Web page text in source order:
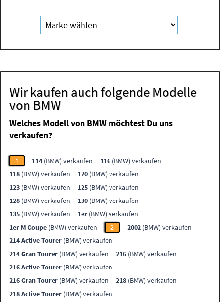
Wir kaufen auch folgende Modelle
von BMW
Welches Modell von BMW möchtest Du uns
verkaufen?
1 114 (BMW) verkaufen 116 (BMW) verkaufen
118 (BMW) verkaufen 120 (BMW) verkaufen
123 (BMW) verkaufen 125 (BMW) verkaufen
128 (BMW) verkaufen 130 (BMW) verkaufen
135 (BMW) verkaufen 1er (BMW) verkaufen
1er M Coupe (BMW) verkaufen 2 2002 (BMW) verkaufen
214 Active Tourer (BMW) verkaufen
214 Gran Tourer (BMW) verkaufen 216 (BMW) verkaufen
216 Active Tourer (BMW) verkaufen
216 Gran Tourer (BMW) verkaufen 218 (BMW) verkaufen
218 Active Tourer (BMW) verkaufen